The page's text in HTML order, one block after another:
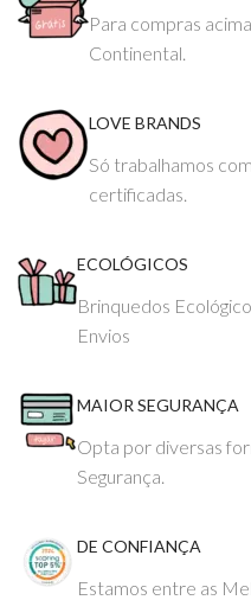
Para compras
Continental.
LOVE BRANDS
Só trabalhamos
certificadas.
ECOLÓGICOS
Brinquedos
Envios
MAIOR SEGURANÇA
Opta por diversas
Segurança.
DE CONFIANÇA
Estamos entre as